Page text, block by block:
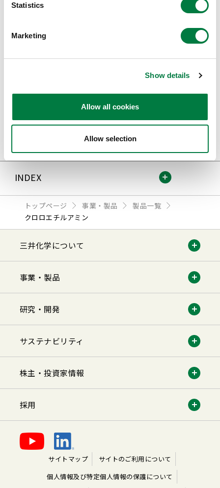
Statistics
Marketing
Show details
Allow all cookies
Allow selection
製品に関するお問い合わせ
INDEX
トップページ 事業・製品
製品一覧
クロロエチルアミン
三井化学について
事業・製品
研究・開発
サステナビリティ
株主・投資家情報
採用
サイトマップ
サイトのご利用について
個人情報及び特定個人情報の保護について